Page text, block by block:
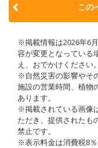
この
※掲載情報は2026年6
容が変更となっている
え、おでかけください。
※自然災害の影響やそ
施設の営業時間、植物
あります。
※掲載されている画像
ただき、提供されたも
禁止です。
※表示料金は消費税8％